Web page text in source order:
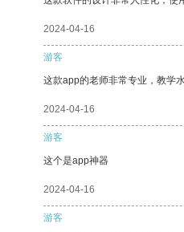
2024-04-16
游客
这款app的老师非常专业，教学
2024-04-16
游客
这个是app神器
2024-04-16
游客